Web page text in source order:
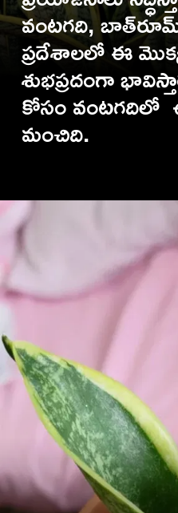
వంటగది,
ప్రదేశాలలో ఈ
శుభప్రదంగా
కోసం
మంచిది.